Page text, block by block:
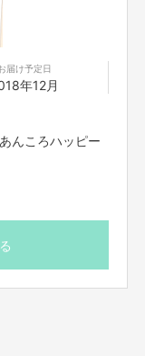
ださい。
以上経過しますと返品
ご都合によるキャンセ
たします。
届け予定日
年12月
んころハッピー